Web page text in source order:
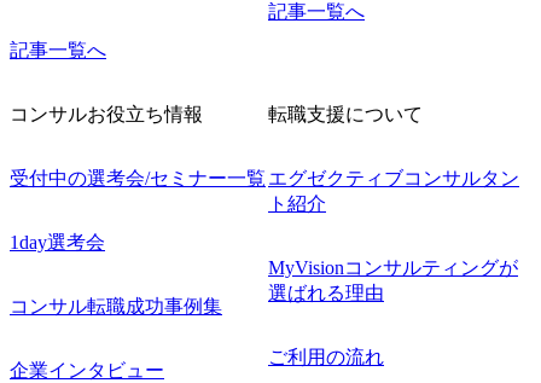
記事一覧へ
記事一覧へ
コンサルお役立ち情報
受付中の選考会/セミナー一覧
1day選考会
コンサル転職成功事例集
企業インタビュー
転職支援について
エグゼクティブコンサルタン
ト紹介
MyVisionコンサルティングが
選ばれる理由
ご利用の流れ